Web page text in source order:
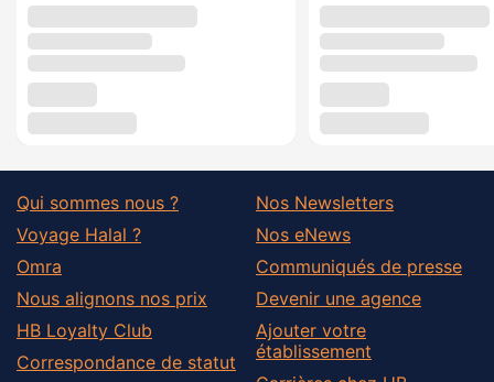
Qui sommes nous ?
Voyage Halal ?
Omra
Nous alignons nos prix
HB Loyalty Club
Correspondance de statut
Nos Newsletters
Nos eNews
Communiqués de presse
Devenir une agence
Ajouter votre
établissement